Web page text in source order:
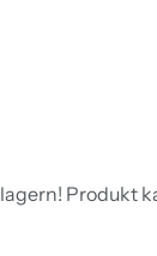
Produkt